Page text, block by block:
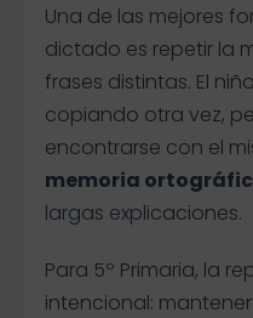
Una de las mejores
dictado es repetir la
frases distintas. El
copiando otra vez,
encontrarse con el
memoria
largas explicaciones.
Para 5º Primaria, la
intencional: